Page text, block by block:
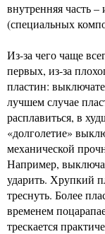
внутренняя часть
(специальных
Из-за чего чаще
первых, из-за
пластин:
лучшем случае
расплавиться, в
«долголетие»
механической
Например,
ударить. Хрупкий
треснуть. Более
временем
трескается